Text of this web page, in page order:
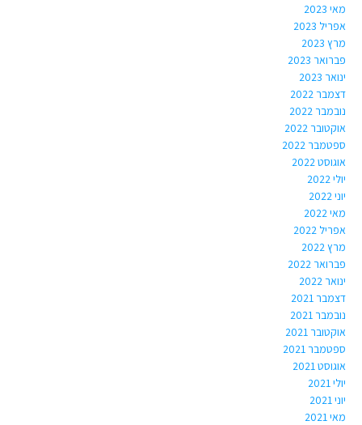
מאי 2023
אפריל 2023
מרץ 2023
פברואר 2023
ינואר 2023
דצמבר 2022
נובמבר 2022
אוקטובר 2022
ספטמבר 2022
אוגוסט 2022
יולי 2022
יוני 2022
מאי 2022
אפריל 2022
מרץ 2022
פברואר 2022
ינואר 2022
דצמבר 2021
נובמבר 2021
אוקטובר 2021
ספטמבר 2021
אוגוסט 2021
יולי 2021
יוני 2021
מאי 2021